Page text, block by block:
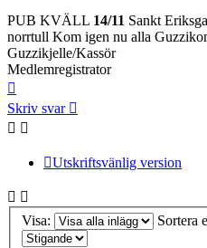
PUB KVÄLL 14/11 Sankt
norrtull Kom igen nu alla
Guzzikjelle/Kassör
Medlemregistrator
Skriv svar
Utskriftsvänlig version
Visa: Sortera